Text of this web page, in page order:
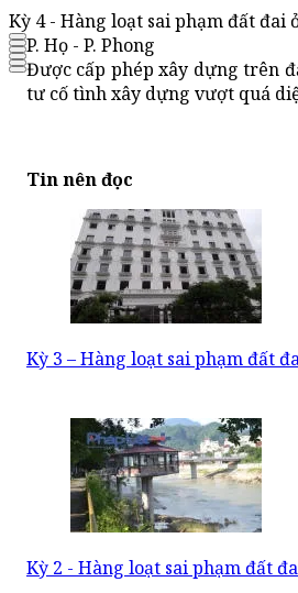
Kỳ 4 - Hàng loạt sai phạm đất đai
P. Họ - P. Phong
Được cấp phép xây dựng trên
tư cố tình xây dựng vượt quá
Tin nên đọc
Kỳ 3 – Hàng loạt sai phạm đất
Kỳ 2 - Hàng loạt sai phạm đất